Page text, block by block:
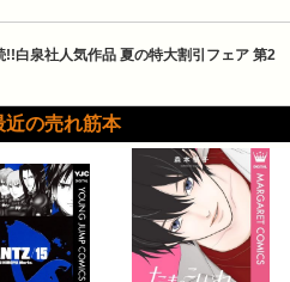
!!白泉社人気作品 夏の特大割引フェア 第2
近の売れ筋本